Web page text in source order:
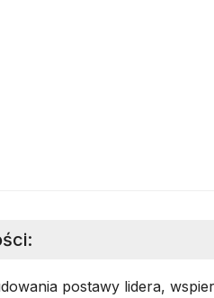
:
postawy lidera,